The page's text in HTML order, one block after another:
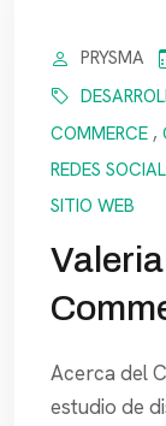
PRYSMA
COMMERCE ,
REDES
SITIO WEB
Acerca del
estudio de